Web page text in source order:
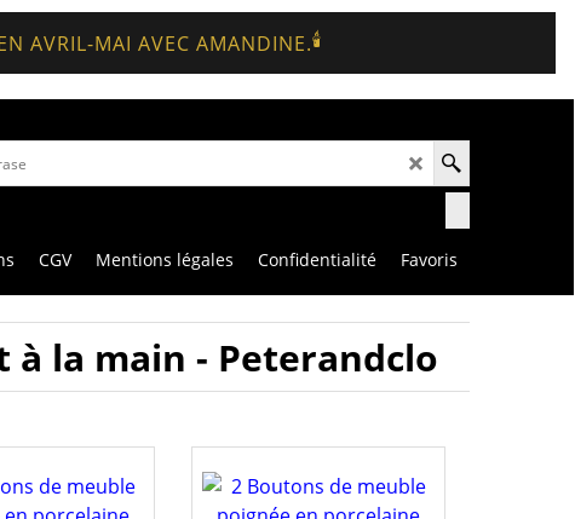
AVRIL-MAI AVEC AMANDINE.🕯️
CGV Mentions légales Confidentialité Favoris
la main - Peterandclo